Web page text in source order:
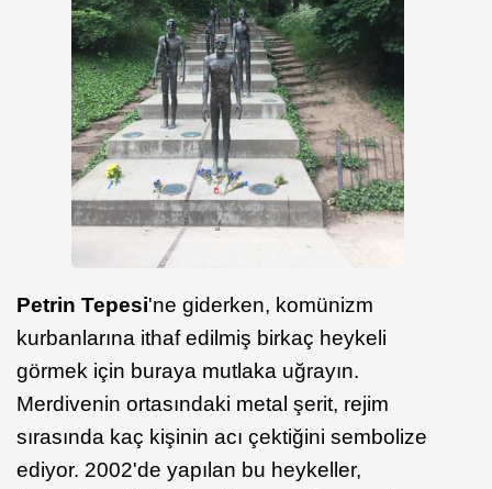
Petrin Tepesi'ne giderken, komünizm
kurbanlarına ithaf edilmiş birkaç heykeli
görmek için buraya mutlaka uğrayın.
Merdivenin ortasındaki metal şerit, rejim
sırasında kaç kişinin acı çektiğini sembolize
ediyor. 2002'de yapılan bu heykeller,